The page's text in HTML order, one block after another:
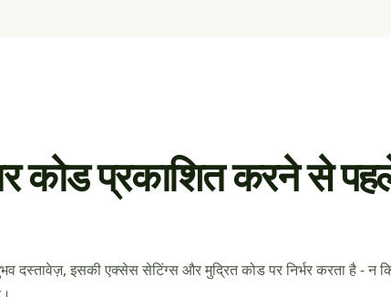
कोड प्रकाशित करने से
दस्तावेज़, इसकी एक्सेस सेटिंग्स और मुद्रित कोड पर निर्भर करता है - न